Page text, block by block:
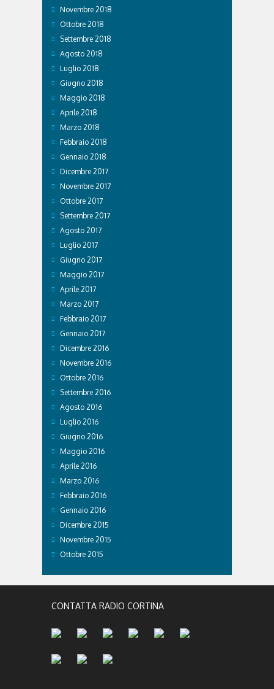
Novembre 2018
Ottobre 2018
Settembre 2018
Agosto 2018
Luglio 2018
Giugno 2018
Maggio 2018
Aprile 2018
Marzo 2018
Febbraio 2018
Gennaio 2018
Dicembre 2017
Novembre 2017
Ottobre 2017
Settembre 2017
Agosto 2017
Luglio 2017
Giugno 2017
Maggio 2017
Aprile 2017
Marzo 2017
Febbraio 2017
Gennaio 2017
Dicembre 2016
Novembre 2016
Ottobre 2016
Settembre 2016
Agosto 2016
Luglio 2016
Giugno 2016
Maggio 2016
Aprile 2016
Marzo 2016
Febbraio 2016
Gennaio 2016
Dicembre 2015
Novembre 2015
Ottobre 2015
CONTATTA RADIO CORTINA